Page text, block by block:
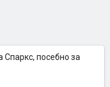
Спаркс, посебно за